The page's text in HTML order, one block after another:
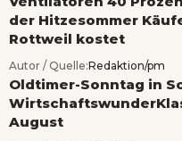
der Hitzesommer
Rottweil kostet
Autor / Quelle:Redaktion/pm
Oldtimer-Sonntag in
August